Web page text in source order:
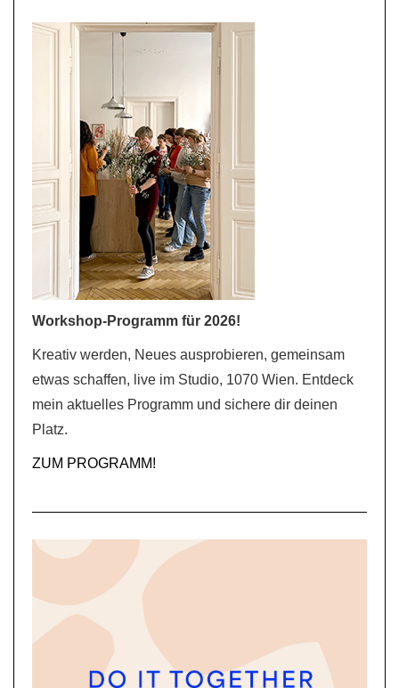
Workshop-Programm für 2026!
Kreativ werden, Neues ausprobieren, gemeinsam
etwas schaffen, live im Studio, 1070 Wien. Entdeck
mein aktuelles Programm und sichere dir deinen
Platz.
ZUM PROGRAMM!